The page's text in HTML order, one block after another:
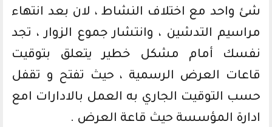
شئ واحد مع اختلاف النشاط ، لان بعد انتهاء
مراسيم التدشين ، وانتشار جموع الزوار ، تجد
نفسك أمام مشكل خطير يتعلق بتوقيت
قاعات العرض الرسمية ، حيث تفتح و تقفل
حسب التوقيت الجاري به العمل بالادارات امع
ادارة المؤسسة حيث قاعة العرض .